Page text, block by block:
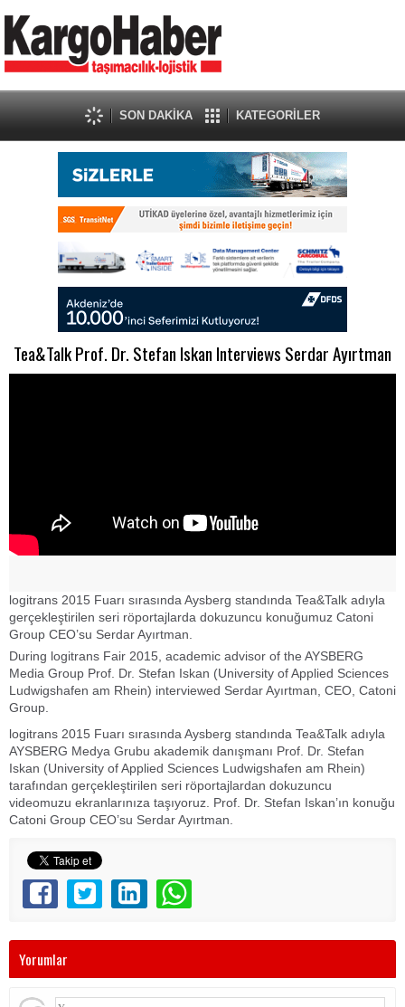
SON DAKİKA KATEGORİLER
Tea&Talk Prof. Dr. Stefan Iskan Interviews Serdar Ayırtman
logitrans 2015 Fuarı sırasında Aysberg standında Tea&Talk adıyla
gerçekleştirilen seri röportajlarda dokuzuncu konuğumuz Catoni
Group CEO’su Serdar Ayırtman.
During logitrans Fair 2015, academic advisor of the AYSBERG
Media Group Prof. Dr. Stefan Iskan (University of Applied Sciences
Ludwigshafen am Rhein) interviewed Serdar Ayırtman, CEO, Catoni
Group.
logitrans 2015 Fuarı sırasında Aysberg standında Tea&Talk adıyla
AYSBERG Medya Grubu akademik danışmanı Prof. Dr. Stefan
Iskan (University of Applied Sciences Ludwigshafen am Rhein)
tarafından gerçekleştirilen seri röportajlardan dokuzuncu
videomuzu ekranlarınıza taşıyoruz. Prof. Dr. Stefan Iskan’ın konuğu
Catoni Group CEO’su Serdar Ayırtman.
Yorumlar